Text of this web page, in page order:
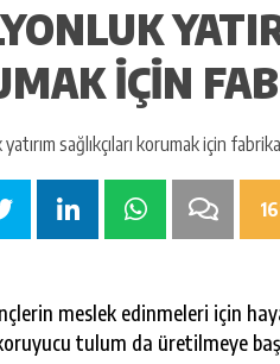
IÇIN
meslek edinmeleri için
tulum da üretilmeye